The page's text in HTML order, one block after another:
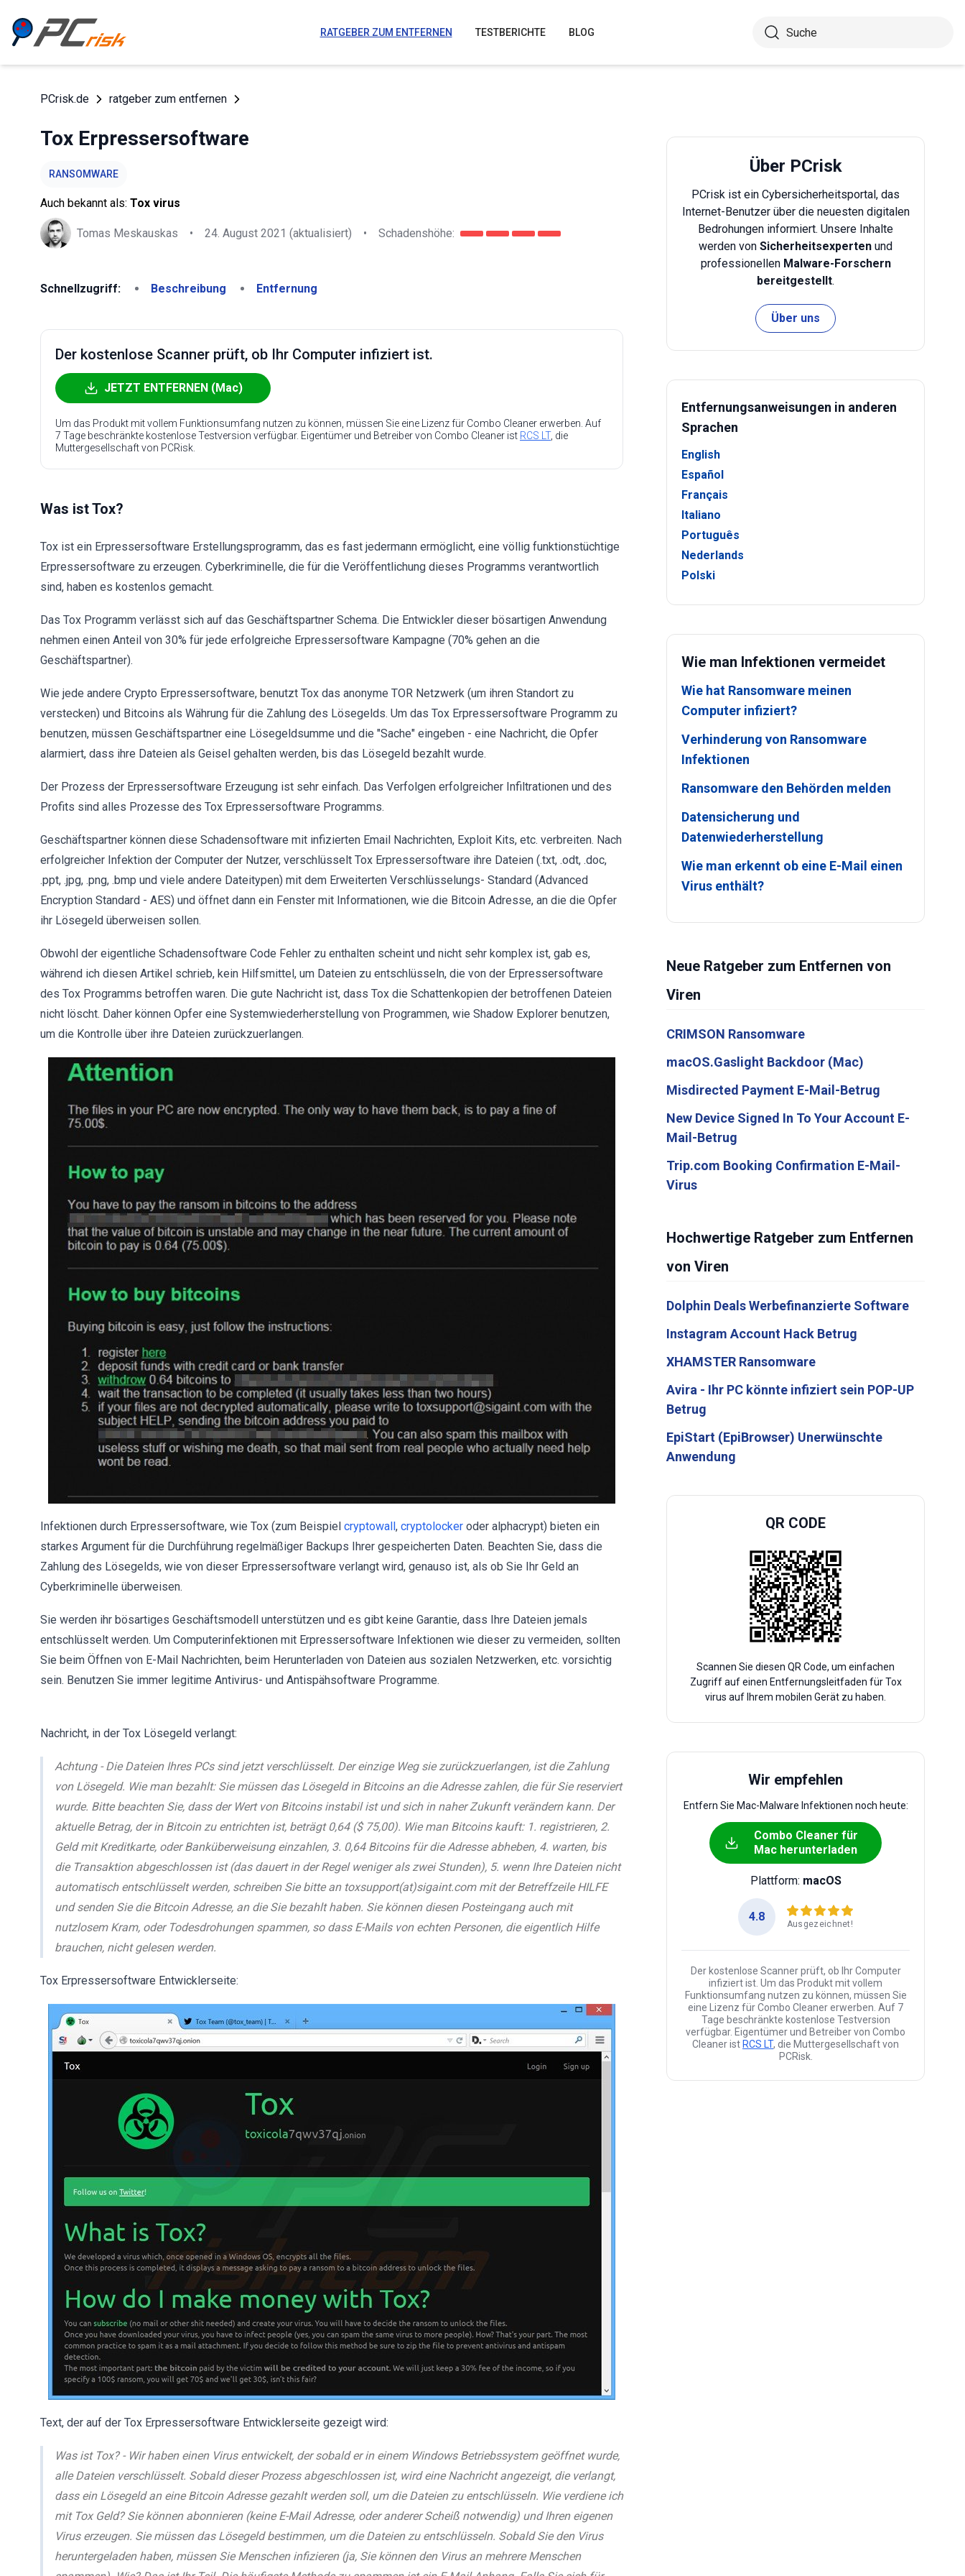
RATGEBER ZUM ENTFERNEN TESTBERICHTE BLOG
PCrisk.de ratgeber zum entfernen
Tox Erpressersoftware
RANSOMWARE
Auch bekannt als: Tox virus
Tomas Meskauskas • 24. August 2021 (aktualisiert) • Schadenshöhe:
Schnellzugriff: Beschreibung Entfernung
Der kostenlose Scanner prüft, ob Ihr Computer infiziert ist.
JETZT ENTFERNEN (Mac)
Um das Produkt mit vollem Funktionsumfang nutzen zu können, müssen Sie eine Lizenz für Combo Cleaner erwerben. Auf
7 Tage beschränkte kostenlose Testversion verfügbar. Eigentümer und Betreiber von Combo Cleaner ist RCS LT, die
Muttergesellschaft von PCRisk.
Was ist Tox?
Tox ist ein Erpressersoftware Erstellungsprogramm, das es fast jedermann ermöglicht, eine völlig funktionstüchtige
Erpressersoftware zu erzeugen. Cyberkriminelle, die für die Veröffentlichung dieses Programms verantwortlich
sind, haben es kostenlos gemacht.
Das Tox Programm verlässt sich auf das Geschäftspartner Schema. Die Entwickler dieser bösartigen Anwendung
nehmen einen Anteil von 30% für jede erfolgreiche Erpressersoftware Kampagne (70% gehen an die
Geschäftspartner).
Wie jede andere Crypto Erpressersoftware, benutzt Tox das anonyme TOR Netzwerk (um ihren Standort zu
verstecken) und Bitcoins als Währung für die Zahlung des Lösegelds. Um das Tox Erpressersoftware Programm zu
benutzen, müssen Geschäftspartner eine Lösegeldsumme und die "Sache" eingeben - eine Nachricht, die Opfer
alarmiert, dass ihre Dateien als Geisel gehalten werden, bis das Lösegeld bezahlt wurde.
Der Prozess der Erpressersoftware Erzeugung ist sehr einfach. Das Verfolgen erfolgreicher Infiltrationen und des
Profits sind alles Prozesse des Tox Erpressersoftware Programms.
Geschäftspartner können diese Schadensoftware mit infizierten Email Nachrichten, Exploit Kits, etc. verbreiten. Nach
erfolgreicher Infektion der Computer der Nutzer, verschlüsselt Tox Erpressersoftware ihre Dateien (.txt, .odt, .doc,
.ppt, .jpg, .png, .bmp und viele andere Dateitypen) mit dem Erweiterten Verschlüsselungs- Standard (Advanced
Encryption Standard - AES) und öffnet dann ein Fenster mit Informationen, wie die Bitcoin Adresse, an die die Opfer
ihr Lösegeld überweisen sollen.
Obwohl der eigentliche Schadensoftware Code Fehler zu enthalten scheint und nicht sehr komplex ist, gab es,
während ich diesen Artikel schrieb, kein Hilfsmittel, um Dateien zu entschlüsseln, die von der Erpressersoftware
des Tox Programms betroffen waren. Die gute Nachricht ist, dass Tox die Schattenkopien der betroffenen Dateien
nicht löscht. Daher können Opfer eine Systemwiederherstellung von Programmen, wie Shadow Explorer benutzen,
um die Kontrolle über ihre Dateien zurückzuerlangen.
Infektionen durch Erpressersoftware, wie Tox (zum Beispiel cryptowall, cryptolocker oder alphacrypt) bieten ein
starkes Argument für die Durchführung regelmäßiger Backups Ihrer gespeicherten Daten. Beachten Sie, dass die
Zahlung des Lösegelds, wie von dieser Erpressersoftware verlangt wird, genauso ist, als ob Sie Ihr Geld an
Cyberkriminelle überweisen.
Sie werden ihr bösartiges Geschäftsmodell unterstützen und es gibt keine Garantie, dass Ihre Dateien jemals
entschlüsselt werden. Um Computerinfektionen mit Erpressersoftware Infektionen wie dieser zu vermeiden, sollten
Sie beim Öffnen von E-Mail Nachrichten, beim Herunterladen von Dateien aus sozialen Netzwerken, etc. vorsichtig
sein. Benutzen Sie immer legitime Antivirus- und Antispähsoftware Programme.
Nachricht, in der Tox Lösegeld verlangt:
Achtung - Die Dateien Ihres PCs sind jetzt verschlüsselt. Der einzige Weg sie zurückzuerlangen, ist die Zahlung
von Lösegeld. Wie man bezahlt: Sie müssen das Lösegeld in Bitcoins an die Adresse zahlen, die für Sie reserviert
wurde. Bitte beachten Sie, dass der Wert von Bitcoins instabil ist und sich in naher Zukunft verändern kann. Der
aktuelle Betrag, der in Bitcoin zu entrichten ist, beträgt 0,64 ($ 75,00). Wie man Bitcoins kauft: 1. registrieren, 2.
Geld mit Kreditkarte, oder Banküberweisung einzahlen, 3. 0,64 Bitcoins für die Adresse abheben, 4. warten, bis
die Transaktion abgeschlossen ist (das dauert in der Regel weniger als zwei Stunden), 5. wenn Ihre Dateien nicht
automatisch entschlüsselt werden, schreiben Sie bitte an toxsupport(at)sigaint.com mit der Betreffzeile HILFE
und senden Sie die Bitcoin Adresse, an die Sie bezahlt haben. Sie können diesen Posteingang auch mit
nutzlosem Kram, oder Todesdrohungen spammen, so dass E-Mails von echten Personen, die eigentlich Hilfe
brauchen, nicht gelesen werden.
Tox Erpressersoftware Entwicklerseite:
Text, der auf der Tox Erpressersoftware Entwicklerseite gezeigt wird:
Was ist Tox? - Wir haben einen Virus entwickelt, der sobald er in einem Windows Betriebssystem geöffnet wurde,
alle Dateien verschlüsselt. Sobald dieser Prozess abgeschlossen ist, wird eine Nachricht angezeigt, die verlangt,
dass ein Lösegeld an eine Bitcoin Adresse gezahlt werden soll, um die Dateien zu entschlüsseln. Wie verdiene ich
mit Tox Geld? Sie können abonnieren (keine E-Mail Adresse, oder anderer Scheiß notwendig) und Ihren eigenen
Virus erzeugen. Sie müssen das Lösegeld bestimmen, um die Dateien zu entschlüsseln. Sobald Sie den Virus
heruntergeladen haben, müssen Sie Menschen infizieren (ja, Sie können den Virus an mehrere Menschen
Über PCrisk
PCrisk ist ein Cybersicherheitsportal, das
Internet-Benutzer über die neuesten digitalen
Bedrohungen informiert. Unsere Inhalte
werden von Sicherheitsexperten und
professionellen Malware-Forschern
bereitgestellt.
Über uns
Entfernungsanweisungen in anderen
Sprachen
English
Español
Français
Italiano
Português
Nederlands
Polski
Wie man Infektionen vermeidet
Wie hat Ransomware meinen
Computer infiziert?
Verhinderung von Ransomware
Infektionen
Ransomware den Behörden melden
Datensicherung und
Datenwiederherstellung
Wie man erkennt ob eine E-Mail einen
Virus enthält?
Neue Ratgeber zum Entfernen von
Viren
CRIMSON Ransomware
macOS.Gaslight Backdoor (Mac)
Misdirected Payment E-Mail-Betrug
New Device Signed In To Your Account E-
Mail-Betrug
Trip.com Booking Confirmation E-Mail-
Virus
Hochwertige Ratgeber zum Entfernen
von Viren
Dolphin Deals Werbefinanzierte Software
Instagram Account Hack Betrug
XHAMSTER Ransomware
Avira - Ihr PC könnte infiziert sein POP-UP
Betrug
EpiStart (EpiBrowser) Unerwünschte
Anwendung
QR CODE
Scannen Sie diesen QR Code, um einfachen
Zugriff auf einen Entfernungsleitfaden für Tox
virus auf Ihrem mobilen Gerät zu haben.
Wir empfehlen
Entfern Sie Mac-Malware Infektionen noch heute:
Combo Cleaner für
Mac herunterladen
Plattform: macOS
4.8
Ausgezeichnet!
Der kostenlose Scanner prüft, ob Ihr Computer
infiziert ist. Um das Produkt mit vollem
Funktionsumfang nutzen zu können, müssen Sie
eine Lizenz für Combo Cleaner erwerben. Auf 7
Tage beschränkte kostenlose Testversion
verfügbar. Eigentümer und Betreiber von Combo
Cleaner ist RCS LT, die Muttergesellschaft von
PCRisk.